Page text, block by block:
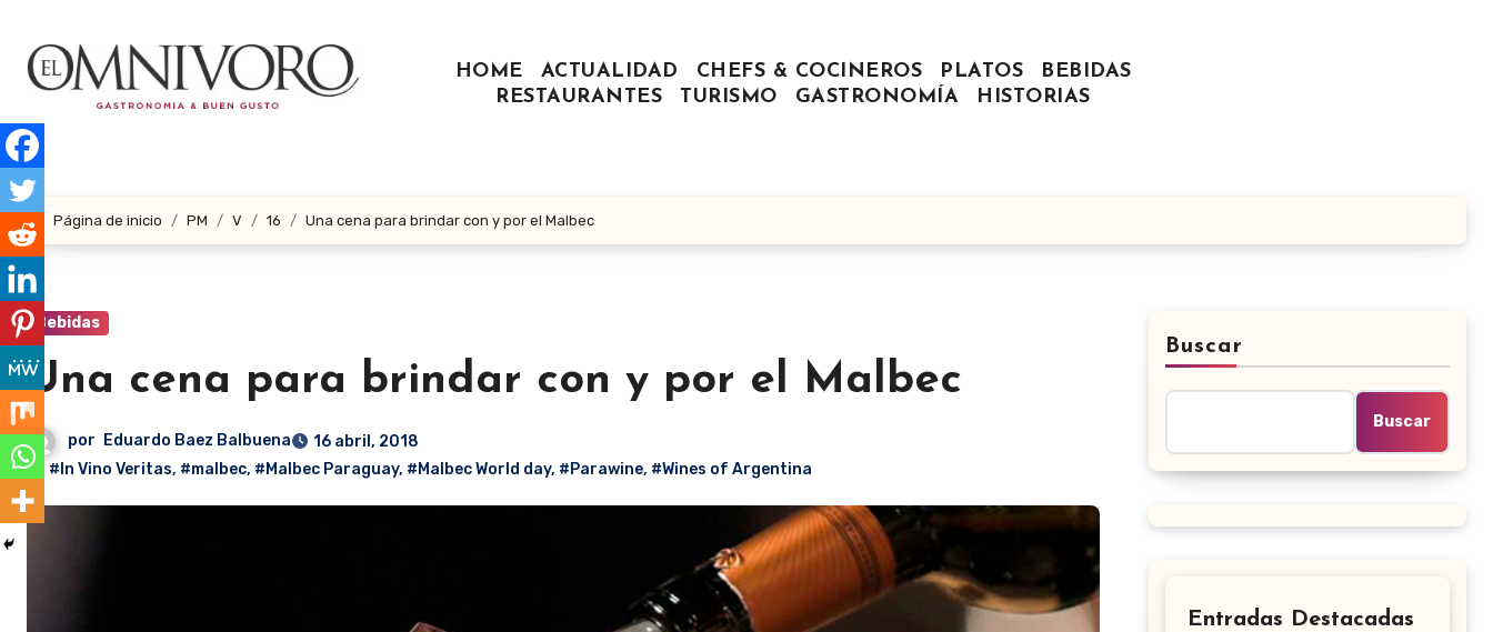
contenido
HOME ACTUALIDAD CHEFS & COCINEROS PLATOS
BEBIDAS
RESTAURANTES
TURISMO GASTRONOMÍA HISTORIAS
Página de inicio PM V 16 Una cena para brindar con y por el Malbec
Bebidas
Una cena para brindar con y por el Malbec
por Eduardo Baez Balbuena
16 abril, 2018
#In Vino Veritas, #malbec, #Malbec Paraguay, #Malbec World day, #Parawine, #Wines of Argentina
Buscar
Buscar
Entradas Destacadas